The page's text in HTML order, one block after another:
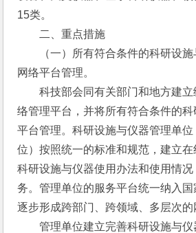
15类。
二、重点措施
（一）所有符合条件的科研设施
网络平台管理。
科技部会同有关部门和地方建立
络管理平台，并将所有符合条件的科
平台管理。科研设施与仪器管理单
位）按照统一的标准和规范，建立
科研设施与仪器使用办法和使用情
务。管理单位的服务平台统一纳入国
逐步形成跨部门、跨领域、多层次的
管理单位建立完善科研设施与仪